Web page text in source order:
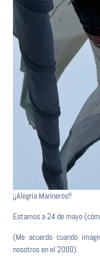
¡¡Alegría Marineros!!
Estamos a 24 de mayo
(Me acuerdo cuando
nosotros en el 2000).